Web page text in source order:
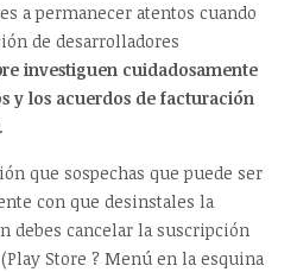
a permanecer atentos cuando
de desarrolladores
investiguen cuidadosamente
y los acuerdos de facturación
que sospechas que puede ser
con que desinstales la
debes cancelar la suscripción
Store ? Menú en la esquina